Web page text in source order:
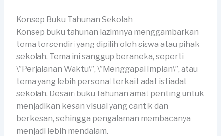
Konsep Buku Tahunan Sekolah
Konsep buku tahunan lazimnya menggambarkan
tema tersendiri yang dipilih oleh siswa atau pihak
sekolah. Tema ini sanggup beraneka, seperti
\”Perjalanan Waktu\”, \”Menggapai Impian\”, atau
tema yang lebih personal terkait adat istiadat
sekolah. Desain buku tahunan amat penting untuk
menjadikan kesan visual yang cantik dan
berkesan, sehingga pengalaman membacanya
menjadi lebih mendalam.